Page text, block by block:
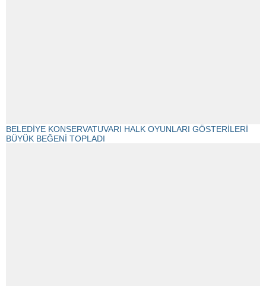
BELEDİYE KONSERVATUVARI HALK OYUNLARI GÖSTERİLERİ
BÜYÜK BEĞENİ TOPLADI